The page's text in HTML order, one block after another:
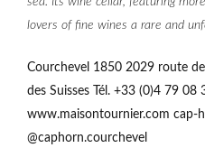
lovers of fine wines a rare and
Courchevel 1850 2029 route
des Suisses Tél. +33 (0)4 79 08
www.maisontournier.com cap-
@caphorn.courchevel